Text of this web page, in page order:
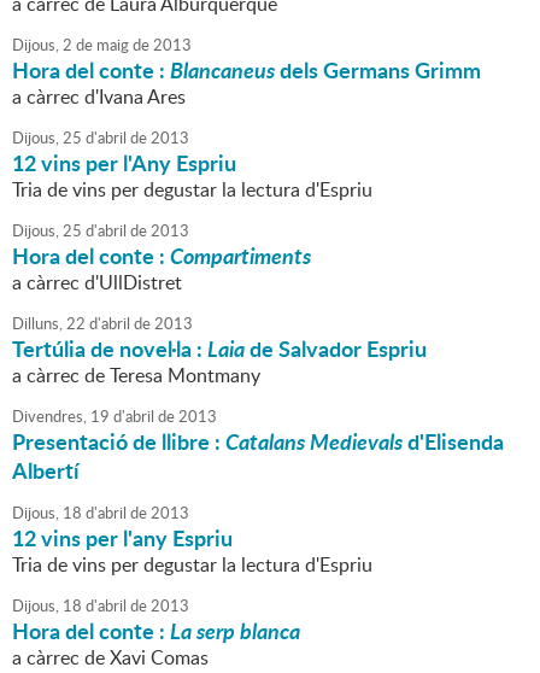
Dijous,2 de maigde2013
Hora del conte :Blancaneusdels Germans Grimm
a càrrec d'Ivana Ares
Dijous,25 d'abril de2013
12 vins per l'Any Espriu
Tria de vins per degustar la lectura d'Espriu
Dijous,25 d'abril de2013
Hora del conte :Compartiments
a càrrec d'UllDistret
Dilluns,22 d'abril de2013
Tertúlia de novel·la :Laiade Salvador Espriu
a càrrec de Teresa Montmany
Divendres, 19 d'abril de2013
Presentació de llibre :Catalans Medievalsd'Elisenda
Albertí
Dijous, 18 d'abril de2013
12 vins per l'any Espriu
Tria de vins per degustar la lectura d'Espriu
Dijous, 18 d'abril de2013
Hora del conte :La serp blanca
a càrrec de Xavi Comas